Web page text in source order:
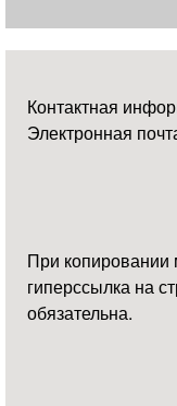
Контактная
Электронная
При копировании
гиперссылка на
обязательна.